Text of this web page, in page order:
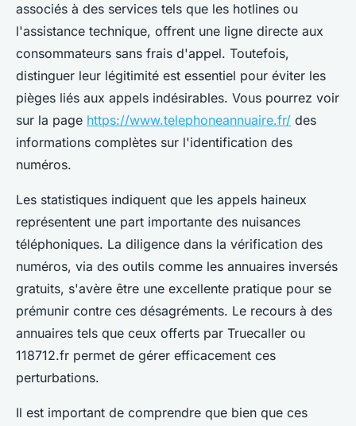
associés à des services tels que les hotlines ou
l'assistance technique, offrent une ligne directe aux
consommateurs sans frais d'appel. Toutefois,
distinguer leur légitimité est essentiel pour éviter les
pièges liés aux appels indésirables. Vous pourrez voir
sur la page https://www.telephoneannuaire.fr/ des
informations complètes sur l'identification des
numéros.
Les statistiques indiquent que les appels haineux
représentent une part importante des nuisances
téléphoniques. La diligence dans la vérification des
numéros, via des outils comme les annuaires inversés
gratuits, s'avère être une excellente pratique pour se
prémunir contre ces désagréments. Le recours à des
annuaires tels que ceux offerts par Truecaller ou
118712.fr permet de gérer efficacement ces
perturbations.
Il est important de comprendre que bien que ces